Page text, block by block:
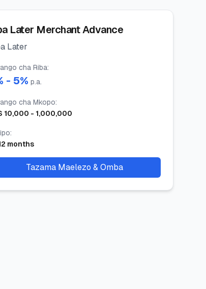
Later Merchant Advance
Later
cha Riba:
- 5% p.a.
cha Mkopo:
10,000 - 1,000,000
:
months
Tazama Maelezo & Omba